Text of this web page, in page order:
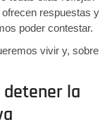
respuestas y
poder contestar.
vivir y, sobre
detener la